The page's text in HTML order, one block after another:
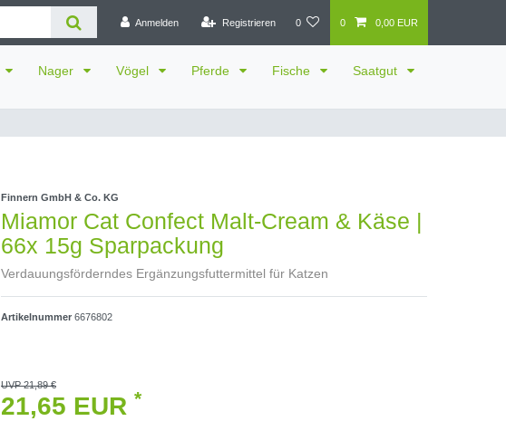
Anmelden Registrieren 0 0 0,00 EUR
Nager Vögel Pferde Fische Saatgut
Finnern GmbH & Co. KG
Miamor Cat Confect Malt-Cream & Käse |
66x 15g Sparpackung
Verdauungsförderndes Ergänzungsfuttermittel für Katzen
Artikelnummer 6676802
UVP 21,89 €
21,65 EUR *